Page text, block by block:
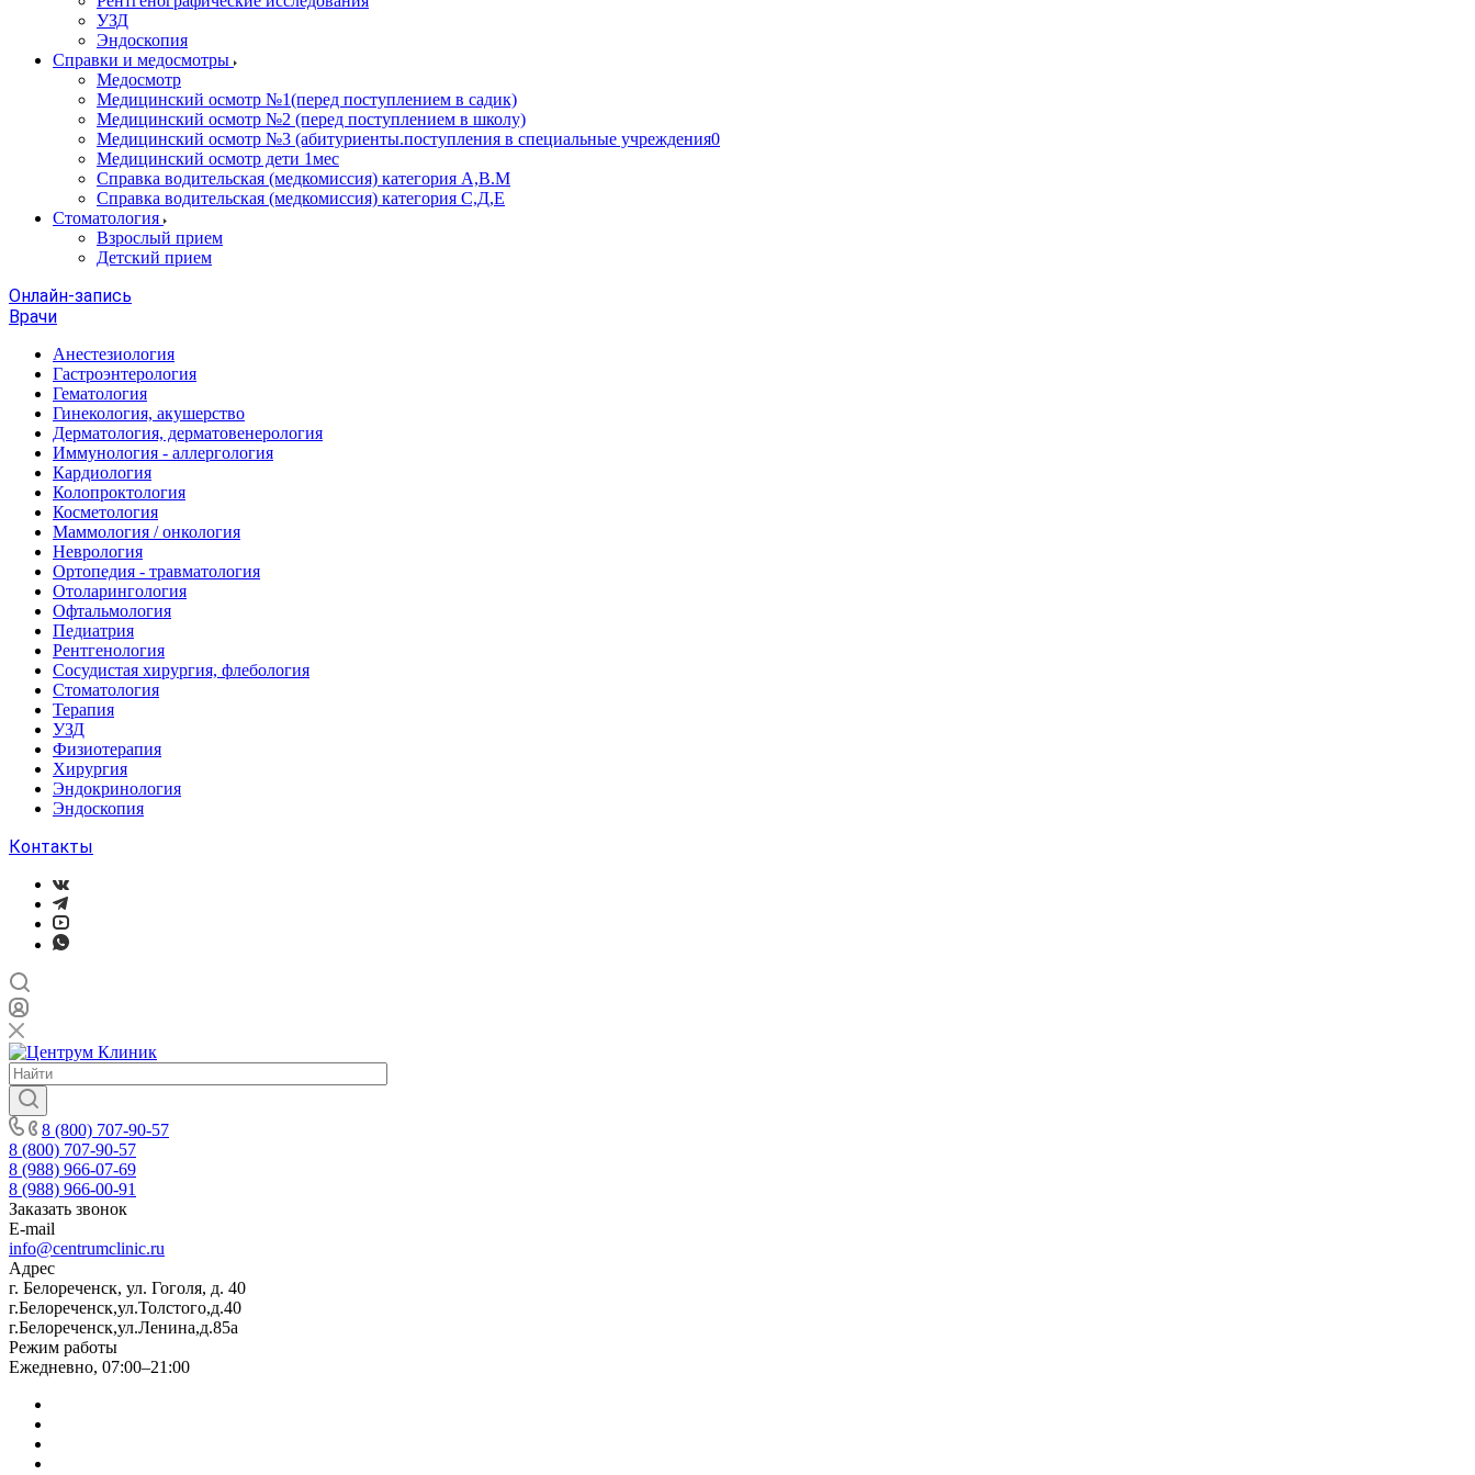
УЗД
Эндоскопия
Справки и медосмотры
Медосмотр
Медицинский осмотр №1(перед поступлением в садик)
Медицинский осмотр №2 (перед поступлением в школу)
Медицинский осмотр №3 (абитуриенты.поступления в специальные учреждения0
Медицинский осмотр дети 1мес
Справка водительская (медкомиссия) категория А,В.М
Справка водительская (медкомиссия) категория С,Д,Е
Стоматология
Взрослый прием
Детский прием
Онлайн-запись
Врачи
Анестезиология
Гастроэнтерология
Гематология
Гинекология, акушерство
Дерматология, дерматовенерология
Иммунология - аллергология
Кардиология
Колопроктология
Косметология
Маммология / онкология
Неврология
Ортопедия - травматология
Отоларингология
Офтальмология
Педиатрия
Рентгенология
Сосудистая хирургия, флебология
Стоматология
Терапия
УЗД
Физиотерапия
Хирургия
Эндокринология
Эндоскопия
Контакты
8 (800) 707-90-57
8 (800) 707-90-57
8 (988) 966-07-69
8 (988) 966-00-91
Заказать звонок
E-mail
info@centrumclinic.ru
Адрес
г. Белореченск, ул. Гоголя, д. 40
г.Белореченск,ул.Толстого,д.40
г.Белореченск,ул.Ленина,д.85а
Режим работы
Ежедневно, 07:00–21:00